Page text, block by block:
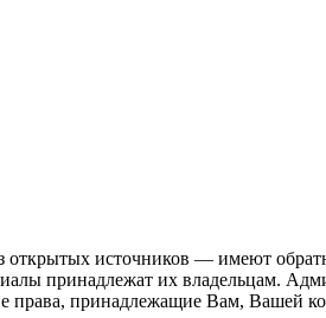
открытых источников — имеют
принадлежат их владельцам.
права, принадлежащие Вам, Вашей